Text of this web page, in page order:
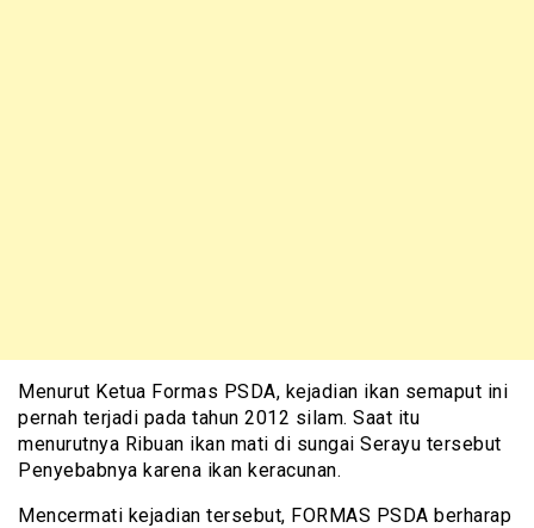
Menurut Ketua Formas PSDA, kejadian ikan semaput ini
pernah terjadi pada tahun 2012 silam. Saat itu
menurutnya Ribuan ikan mati di sungai Serayu tersebut
Penyebabnya karena ikan keracunan.
Mencermati kejadian tersebut, FORMAS PSDA berharap